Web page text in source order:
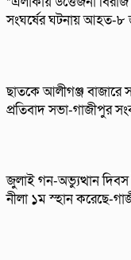
সংঘর্ষের ঘটনায় আহত-৮
ছাতকে আলীগঞ্জ বাজারে
প্রতিবাদ সভা-গাজীপুর
জুলাই গন-অভ্যুত্থান দিবস
নীলা ১ম স্হান করেছে-